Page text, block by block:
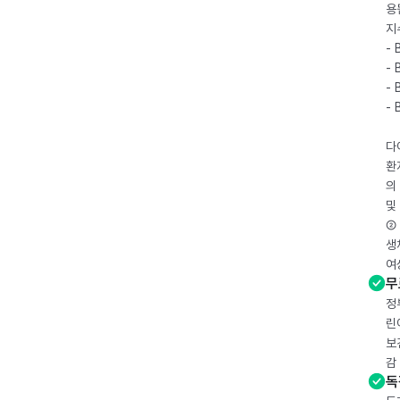
용
지
-
-
-
-
다
환
의
및
②
생
정
린
감